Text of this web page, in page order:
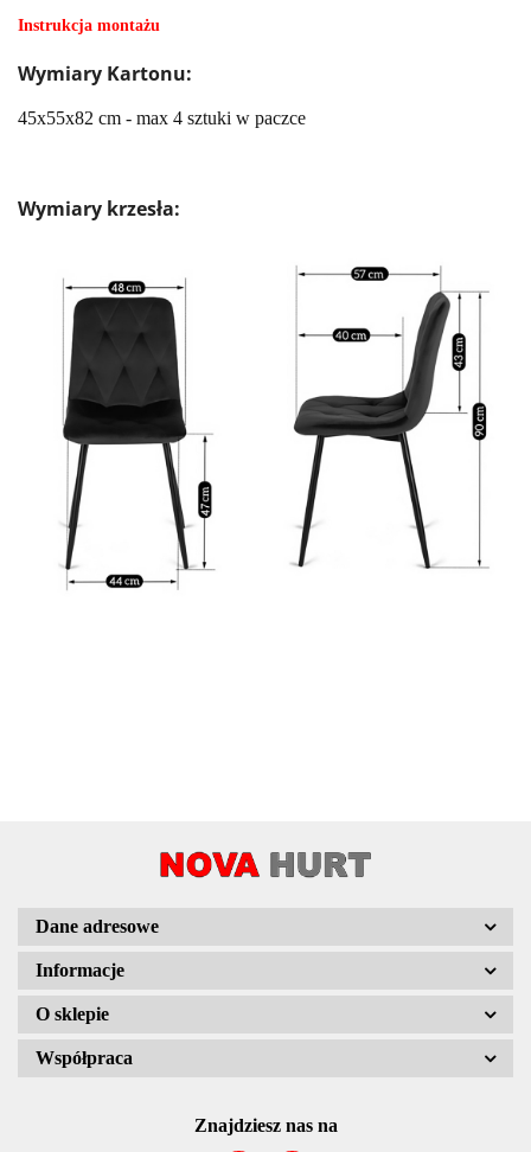
Instrukcja montażu
Wymiary Kartonu:
45x55x82 cm - max 4 sztuki w paczce
Wymiary krzesła:
Dane adresowe
Informacje
O sklepie
Współpraca
Znajdziesz nas na